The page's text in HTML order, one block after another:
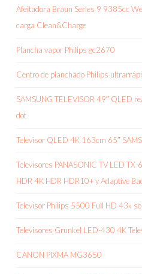
Afeitadora Braun Series 9 9385cc
carga Clean&Charge
Plancha vapor Philips gc2670
Centro de planchado Philips
SAMSUNG TELEVISOR 49″ QLED
dot
Televisor QLED 4K 163cm 65″
Televisores PANASONIC TV LED
HDR 4K HDR HDR10+ y Adaptive
Televisor Philips 5500 Full HD 43»
Televisores Grunkel LED-430 4K
CANON PIXMA MG3650